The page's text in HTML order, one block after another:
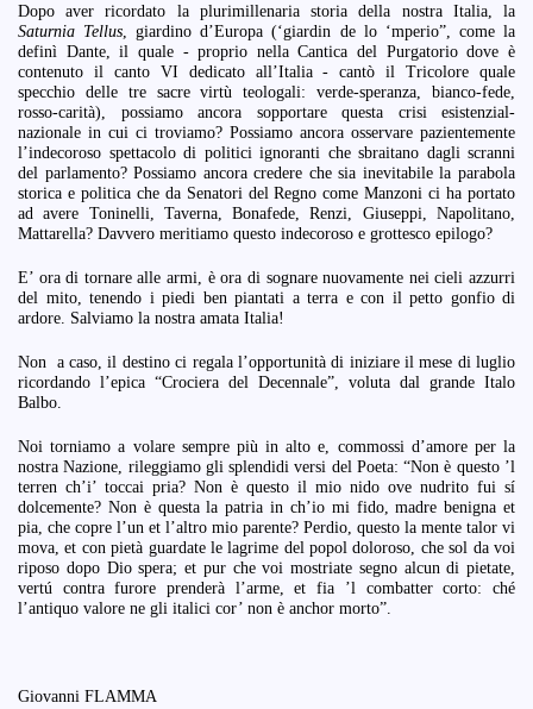
Dopo aver ricordato la plurimillenaria storia della nostra Italia, la
Saturnia Tellus , giardino d’Europa (‘giardin de lo ‘mperio”, come la
definì Dante, il quale - proprio nella Cantica del Purgatorio dove è
contenuto il canto VI dedicato all’Italia - cantò il Tricolore quale
specchio delle tre sacre virtù teologali: verde-speranza, bianco-fede,
rosso-carità), possiamo ancora sopportare questa crisi esistenzial-
nazionale in cui ci troviamo? Possiamo ancora osservare pazientemente
l’indecoroso spettacolo di politici ignoranti che sbraitano dagli scranni
del parlamento? Possiamo ancora credere che sia inevitabile la parabola
storica e politica che da Senatori del Regno come Manzoni ci ha portato
ad avere Toninelli, Taverna, Bonafede, Renzi, Giuseppi, Napolitano,
Mattarella? Davvero meritiamo questo indecoroso e grottesco epilogo?
E’ ora di tornare alle armi, è ora di sognare nuovamente nei cieli azzurri
del mito, tenendo i piedi ben piantati a terra e con il petto gonfio di
ardore. Salviamo la nostra amata Italia!
Non a caso, il destino ci regala l’opportunità di iniziare il mese di luglio
ricordando l’epica “Crociera del Decennale”, voluta dal grande Italo
Balbo.
Noi torniamo a volare sempre più in alto e, commossi d’amore per la
nostra Nazione, rileggiamo gli splendidi versi del Poeta: “Non è questo ’l
terren ch’i’ toccai pria? Non è questo il mio nido ove nudrito fui sí
dolcemente? Non è questa la patria in ch’io mi fido, madre benigna et
pia, che copre l’un et l’altro mio parente? Perdio, questo la mente talor vi
mova, et con pietà guardate le lagrime del popol doloroso, che sol da voi
riposo dopo Dio spera; et pur che voi mostriate segno alcun di pietate,
vertú contra furore prenderà l’arme, et fia ’l combatter corto: ché
l’antiquo valore ne gli italici cor’ non è anchor morto”.
Giovanni FLAMMA